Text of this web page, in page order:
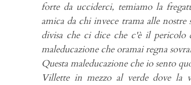
forte da ucciderci, temiamo la
amica da chi invece trama alle
divisa che ci dice che c'è il
maleducazione che oramai regna
Questa maleducazione che io sento
Villette in mezzo al verde dove la